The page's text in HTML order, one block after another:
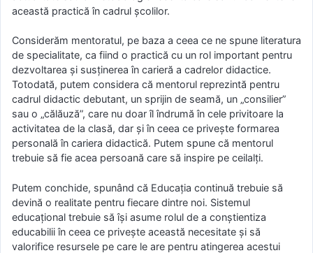
această practică în cadrul școlilor.
Considerăm mentoratul, pe baza a ceea ce ne spune literatura
de specialitate, ca fiind o practică cu un rol important pentru
dezvoltarea și susținerea în carieră a cadrelor didactice.
Totodată, putem considera că mentorul reprezintă pentru
cadrul didactic debutant, un sprijin de seamă, un „consilier”
sau o „călăuză”, care nu doar îl îndrumă în cele privitoare la
activitatea de la clasă, dar și în ceea ce privește formarea
personală în cariera didactică. Putem spune că mentorul
trebuie să fie acea persoană care să inspire pe ceilalți.
Putem conchide, spunând că Educația continuă trebuie să
devină o realitate pentru fiecare dintre noi. Sistemul
educațional trebuie să își asume rolul de a conștientiza
educabilii în ceea ce privește această necesitate și să
valorifice resursele pe care le are pentru atingerea acestui